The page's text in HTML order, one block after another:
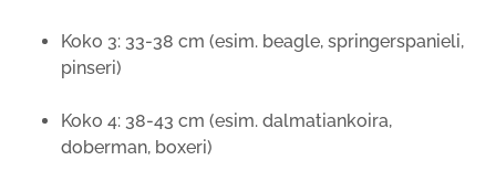
Koko 3: 33-38 cm (esim. beagle, springerspanieli,
pinseri)
Koko 4: 38-43 cm (esim. dalmatiankoira,
doberman, boxeri)